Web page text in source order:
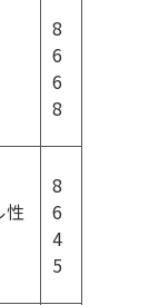
8
6
6
8
8
6
4
5